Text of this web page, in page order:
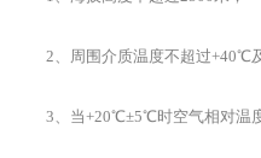
2、周围介质温度不超过+40℃
3、当+20℃±5℃时空气相对温